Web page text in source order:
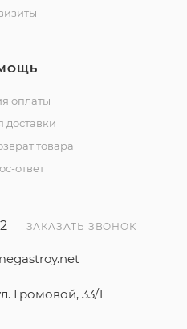
оплаты
доставки
товара
ответ
ЗАКАЗАТЬ ЗВОНОК
Громовой, 33/1